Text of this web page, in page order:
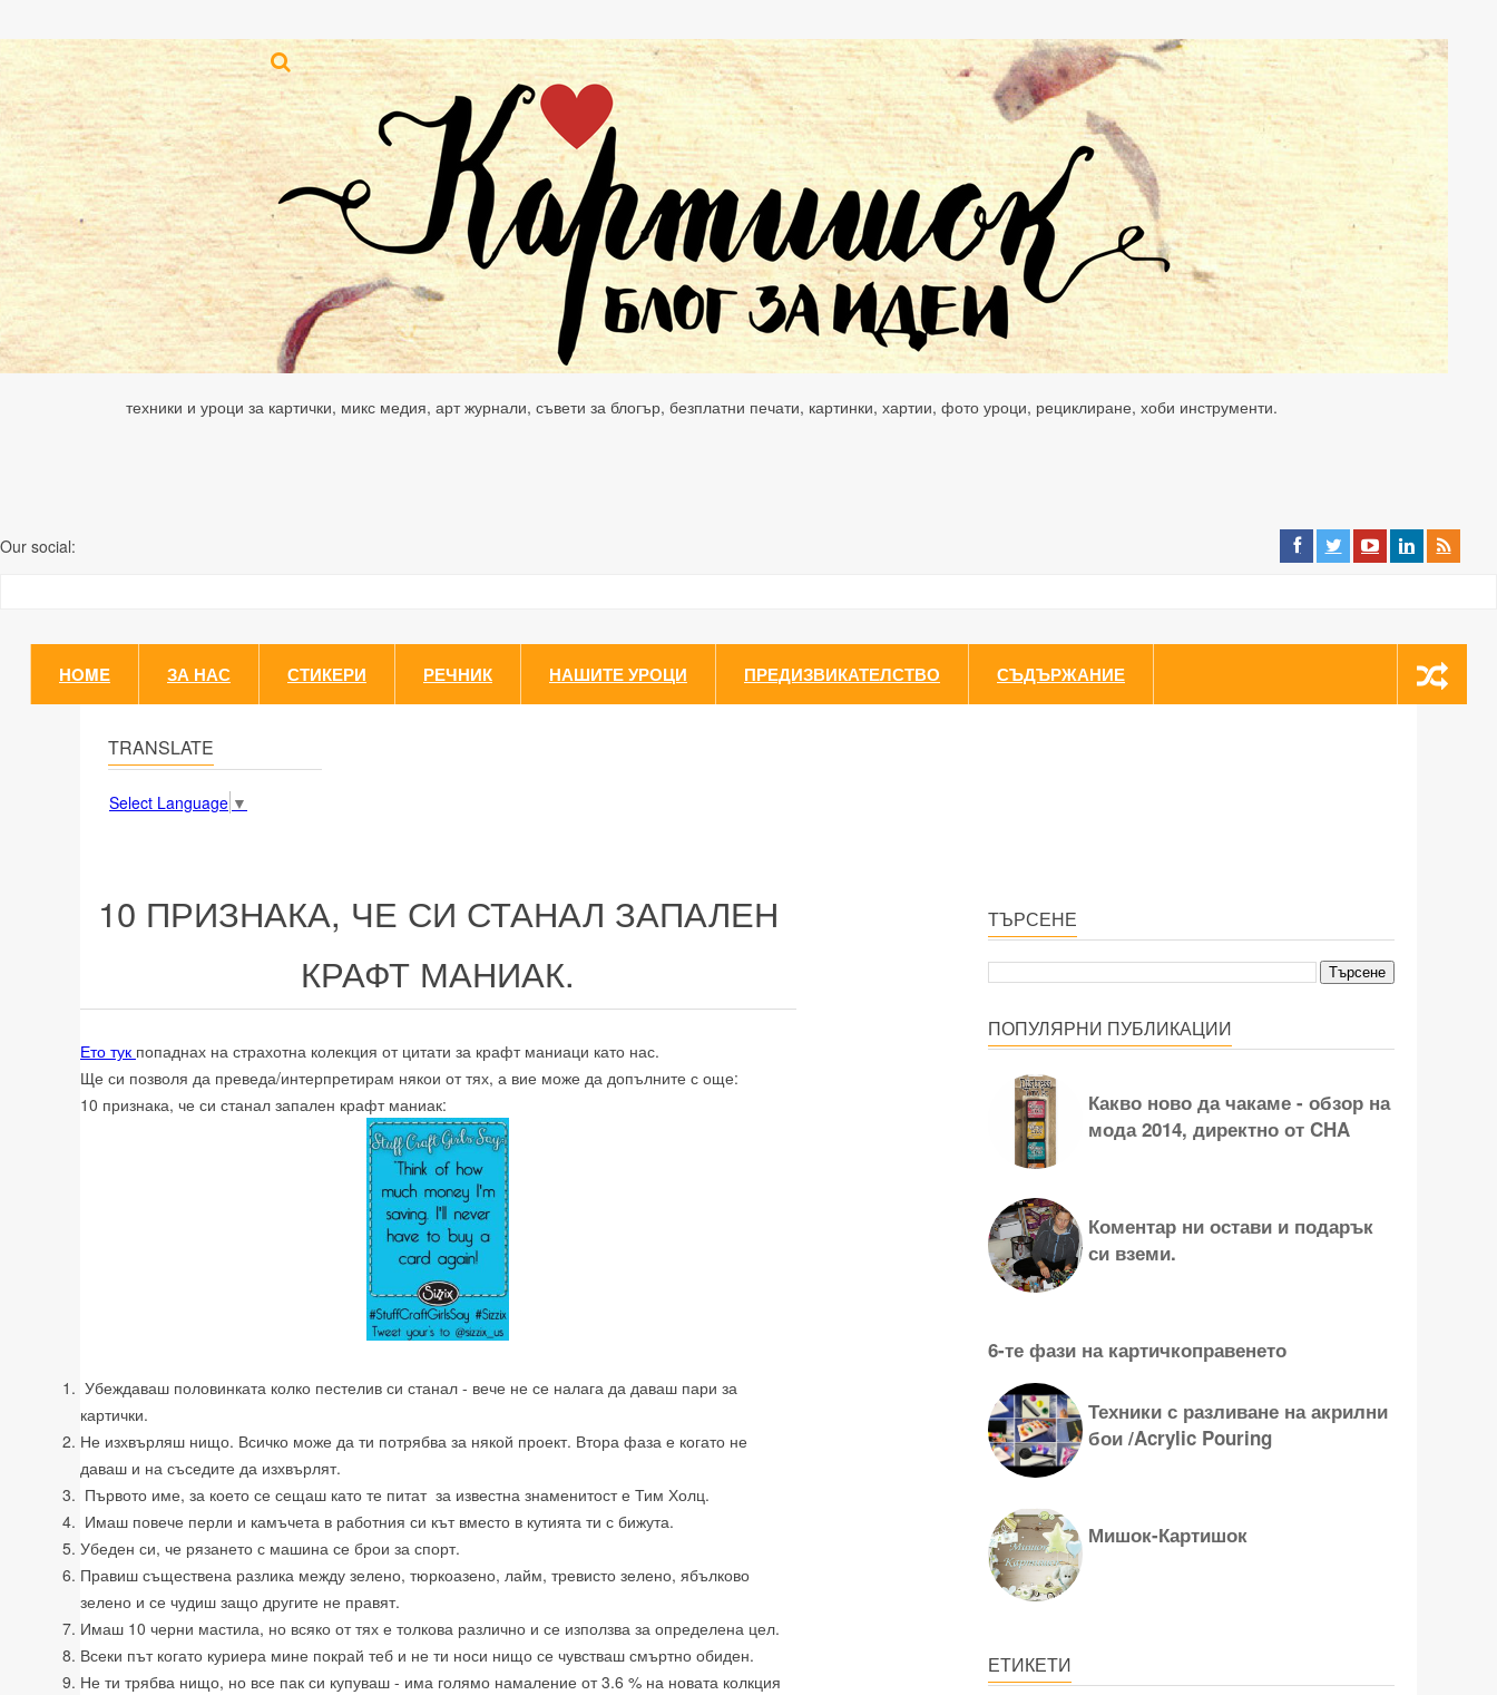
техники и уроци за картички, микс медия, арт журнали, съвети за блогър, безплатни печати, картинки, хартии, фото уроци, рециклиране, хоби инструменти.
Our social:
HOME ЗА НАС СТИКЕРИ РЕЧНИК НАШИТЕ УРОЦИ ПРЕДИЗВИКАТЕЛСТВО СЪДЪРЖАНИЕ
TRANSLATE
Select Language ▼
10 ПРИЗНАКА, ЧЕ СИ СТАНАЛ ЗАПАЛЕН
КРАФТ МАНИАК.
Ето тук попаднах на страхотна колекция от цитати за крафт маниаци като нас.
Ще си позволя да преведа/интерпретирам някои от тях, а вие може да допълните с още:
10 признака, че си станал запален крафт маниак:
Убеждаваш половинката колко пестелив си станал - вече не се налага да даваш пари за
картички.
Не изхвърляш нищо. Всичко може да ти потрябва за някой проект. Втора фаза е когато не
даваш и на съседите да изхвърлят.
Първото име, за което се сещаш като те питат за известна знаменитост е Тим Холц.
Имаш повече перли и камъчета в работния си кът вместо в кутията ти с бижута.
Убеден си, че рязането с машина се брои за спорт.
Правиш съществена разлика между зелено, тюркоазено, лайм, тревисто зелено, ябълково
зелено и се чудиш защо другите не правят.
Имаш 10 черни мастила, но всяко от тях е толкова различно и се използва за определена цел.
Всеки път когато куриера мине покрай теб и не ти носи нищо се чувстваш смъртно обиден.
Не ти трябва нищо, но все пак си купуваш - има голямо намаление от 3.6 % на новата колкция
ТЪРСЕНЕ
ПОПУЛЯРНИ ПУБЛИКАЦИИ
Какво ново да чакаме - обзор на
мода 2014, директно от CHA
Коментар ни остави и подарък
си вземи.
6-те фази на картичкоправенето
Техники с разливане на акрилни
бои /Acrylic Pouring
Мишок-Картишок
ЕТИКЕТИ